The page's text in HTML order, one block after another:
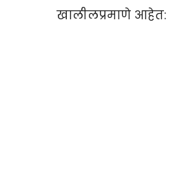
खालीलप्रमाणे आहेत: